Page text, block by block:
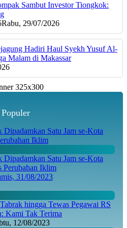
Sambut Investor Tiongkok:
Rabu, 29/07/2026
Hadiri Haul Syekh Yusuf Al-
Malam di Makassar
Populer
Satu Jam se-Kota
Perubahan Iklim
31/08/2023
hingga Tewas Pegawai RS
Kami Tak Terima
12/08/2023